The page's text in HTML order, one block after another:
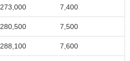
273,000 7,400
280,500 7,500
288,100 7,600